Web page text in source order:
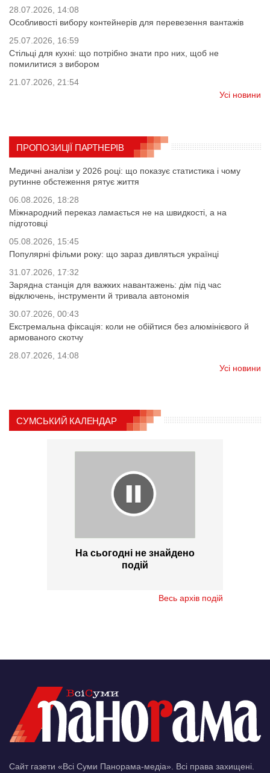
28.07.2026, 14:08
Особливості вибору контейнерів для перевезення вантажів
25.07.2026, 16:59
Стільці для кухні: що потрібно знати про них, щоб не
помилитися з вибором
21.07.2026, 21:54
Усі новини
ПРОПОЗИЦІЇ ПАРТНЕРІВ
Медичні аналізи у 2026 році: що показує статистика і чому
рутинне обстеження рятує життя
06.08.2026, 18:28
Міжнародний переказ ламається не на швидкості, а на
підготовці
05.08.2026, 15:45
Популярні фільми року: що зараз дивляться українці
31.07.2026, 17:32
Зарядна станція для важких навантажень: дім під час
відключень, інструменти й тривала автономія
30.07.2026, 00:43
Екстремальна фіксація: коли не обійтися без алюмінієвого й
армованого скотчу
28.07.2026, 14:08
Усі новини
СУМСЬКИЙ КАЛЕНДАР
На сьогодні не знайдено
подій
Весь архів подій
Сайт газети «Всі Суми Панорама-медіа». Всі права захищені.